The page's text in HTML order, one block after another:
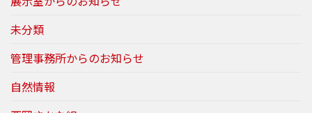
未分類
管理事務所からのお知らせ
自然情報